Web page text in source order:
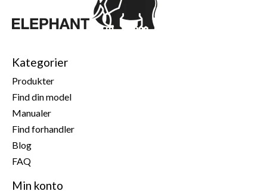
Kategorier
Produkter
Find din model
Manualer
Find forhandler
Blog
FAQ
Min konto